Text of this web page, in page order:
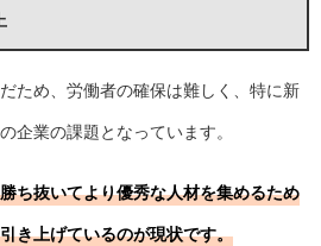
ため、労働者の確保は難しく、特に新
企業の課題となっています。
ち抜いてより優秀な人材を集めるため
き上げているのが現状です。